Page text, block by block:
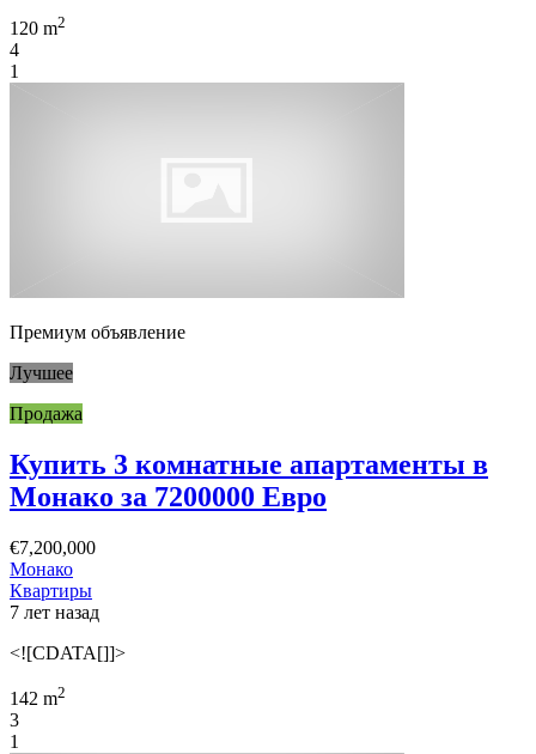
120 m2
4
1
Премиум объявление
Лучшее
Продажа
Купить 3 комнатные апартаменты в
Монако за 7200000 Евро
€7,200,000
Монако
Квартиры
7 лет назад
<![CDATA[]]>
142 m2
3
1